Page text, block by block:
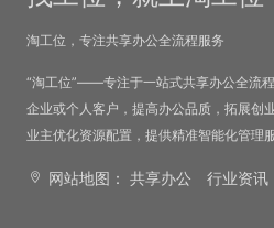
淘工位，专注共享办公全流程服务
“淘工位”——专注于一站式共享办公全流
企业或个人客户，提高办公品质，拓展创
业主优化资源配置，提供精准智能化管理服
网站地图： 共享办公 行业资讯